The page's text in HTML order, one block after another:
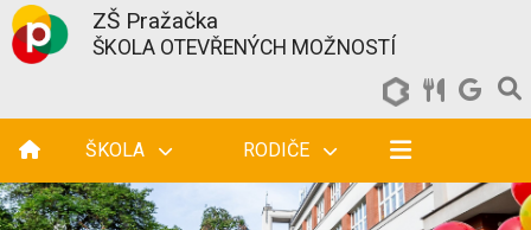
ZŠ Pražačka
ŠKOLA OTEVŘENÝCH MOŽNOSTÍ
ŠKOLA RODIČE